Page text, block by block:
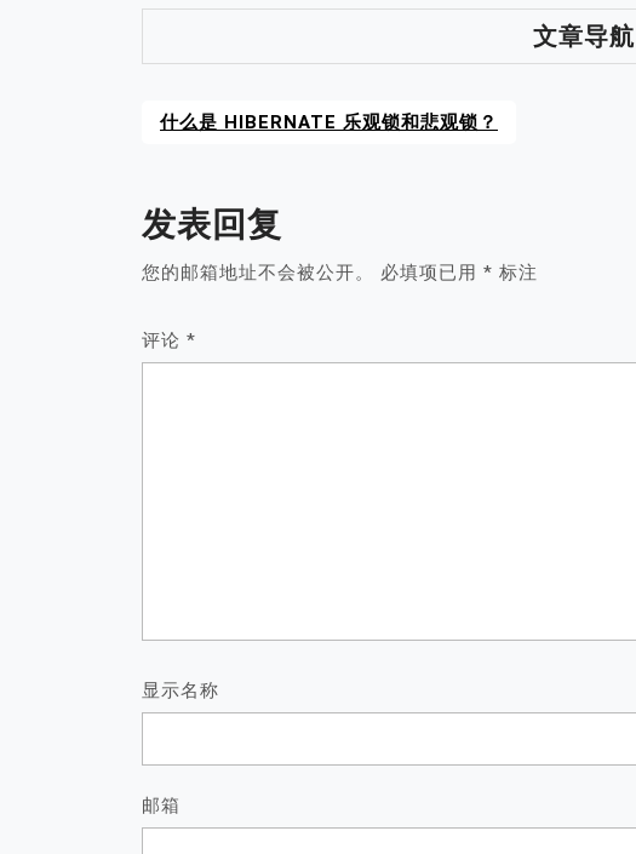
文章导航
什么是 HIBERNATE 乐观锁和悲观锁？
发表回复
您的邮箱地址不会被公开。 必填项已用 * 标注
评论 *
显示名称
邮箱